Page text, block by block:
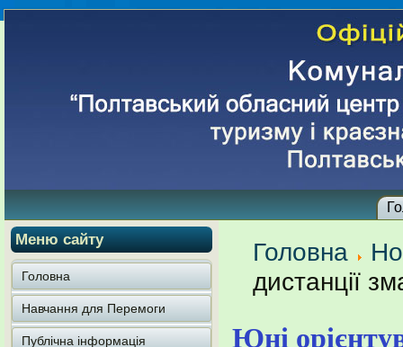
Меню сайту
Головна
Навчання для Перемоги
Публічна інформація
Головна
дистанції
Юні